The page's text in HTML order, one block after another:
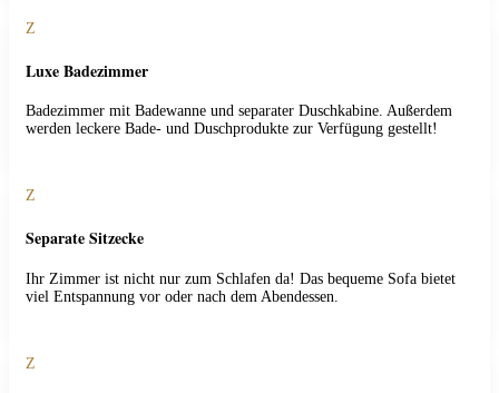
Z
Luxe Badezimmer
Badezimmer mit Badewanne und separater Duschkabine. Außerdem
werden leckere Bade- und Duschprodukte zur Verfügung gestellt!
Z
Separate Sitzecke
Ihr Zimmer ist nicht nur zum Schlafen da! Das bequeme Sofa bietet
viel Entspannung vor oder nach dem Abendessen.
Z